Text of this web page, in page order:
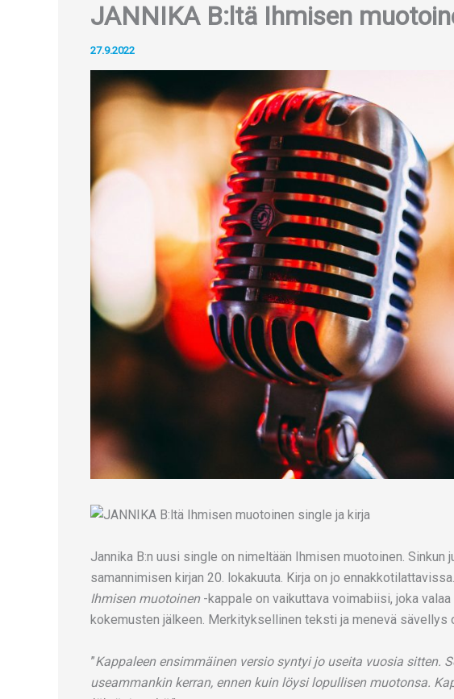
JANNIKA B:ltä Ihmisen
27.9.2022
Jannika B:n uusi single on nimeltään Ihmisen muotoinen. Sinkun
samannimisen kirjan 20. lokakuuta. Kirja on jo
Ihmisen muotoinen-kappale on vaikuttava voimabiisi, joka
kokemusten jälkeen. Merkityksellinen teksti ja menevä sävellys
”Kappaleen ensimmäinen versio syntyi jo useita vuosia sitten.
useammankin kerran, ennen kuin löysi lopullisen muotonsa.